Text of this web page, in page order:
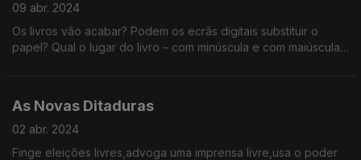
09 abr. 2024
Os livros vão acabar? Podem os ecrãs digitais substituir o
papel? Qual o lugar do livro – com minúscula e com maiúscula –
As Novas Ditaduras
02 abr. 2024
Finge eleições livres,advoga uma imprensa livre,usa o poder